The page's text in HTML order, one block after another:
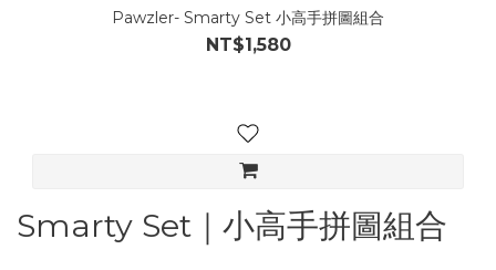
Pawzler- Smarty Set 小高手拼圖組合
NT$1,580
Smarty Set｜小高手拼圖組合